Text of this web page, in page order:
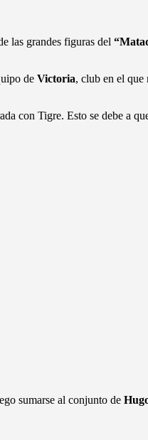
las grandes figuras del
de Victoria, club en el que
con Tigre. Esto se debe a
sumarse al conjunto de